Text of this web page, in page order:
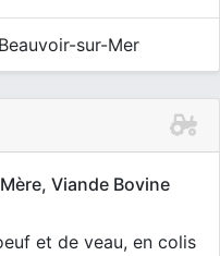
sur-Mer
Viande Bovine
et de veau, en colis